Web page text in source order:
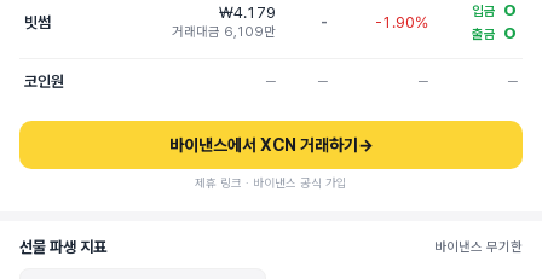
빗썸
₩4.179
거래대금 6,109만
- -1.90%
입금 O
출금 O
코인원 ─ ─ ─ ─
바이낸스에서 XCN 거래하기 →
제휴 링크 · 바이낸스 공식 가입
선물 파생 지표 바이낸스 무기한